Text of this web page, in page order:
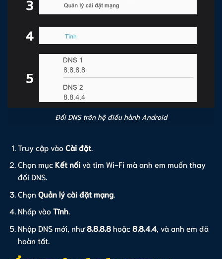
Đổi DNS trên hệ điều hành Android
Truy cập vàoCài đặt.
Chọn mụcKết nốivà tìm Wi-Fi mà anh em muốn thay
đổi DNS.
Chọn Quản lý cài đặt mạng.
Nhấp vàoTĩnh.
Nhập DNS mới, như8.8.8.8hoặc8.8.4.4, và anh em đã
hoàn tất.